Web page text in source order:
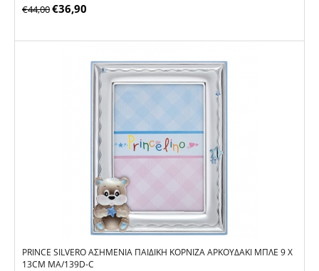
€44,00€36,90
PRINCE SILVERO ΑΣΗΜΈΝΙΑ ΠΑΙΔΙΚΉ ΚΟΡΝΊΖΑ ΑΡΚΟΥΔΆΚΙ ΜΠΛΕ 9 X
13CM MA/139D-C